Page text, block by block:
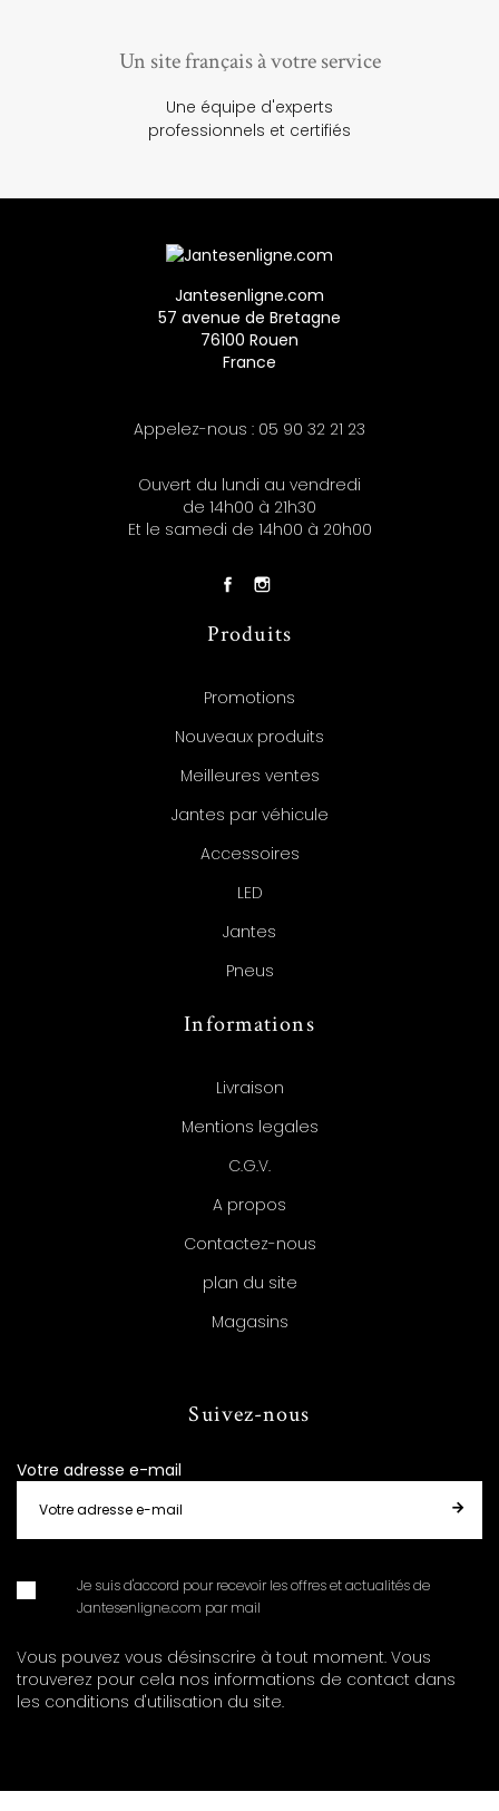
Un site français à votre service
Une équipe d'experts
professionnels et certifiés
Jantesenligne.com
57 avenue de Bretagne
76100 Rouen
France
Appelez-nous : 05 90 32 21 23
Ouvert du lundi au vendredi
de 14h00 à 21h30
Et le samedi de 14h00 à 20h00
Produits
Promotions
Nouveaux produits
Meilleures ventes
Jantes par véhicule
Accessoires
LED
Jantes
Pneus
Informations
Livraison
Mentions legales
C.G.V.
A propos
Contactez-nous
plan du site
Magasins
Suivez-nous
Votre adresse e-mail
Je suis d'accord pour recevoir les offres et actualités de
Jantesenligne.com par mail
Vous pouvez vous désinscrire à tout moment. Vous
trouverez pour cela nos informations de contact dans
les conditions d'utilisation du site.